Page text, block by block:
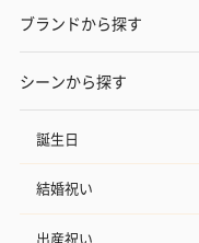
ブランドから探す
シーンから探す
誕生日
結婚祝い
出産祝い